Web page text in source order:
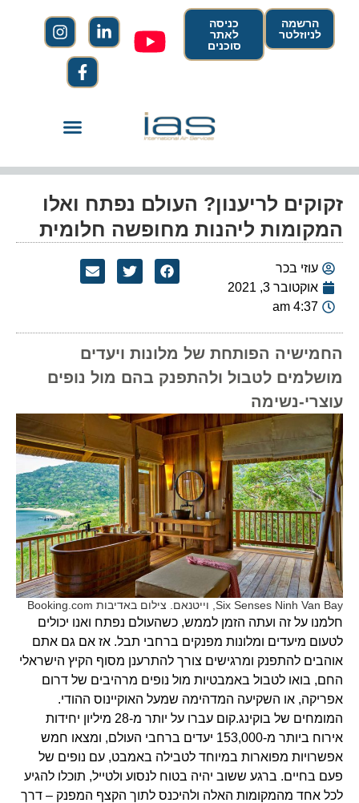
הרשמה
לניוזלטר
כניסה
לאתר
סוכנים
זקוקים לריענון? העולם נפתח ואלו
המקומות ליהנות מחופשה חלומית
עוזי בכר
אוקטובר 3, 2021
4:37 am
החמישיה הפותחת של מלונות ויעדים
מושלמים לטבול ולהתפנק בהם מול נופים
עוצרי-נשימה
Six Senses Ninh Van Bay, וייטנאם. צילום באדיבות Booking.com
חלמנו על זה ועתה הזמן לממש, כשהעולם נפתח ואנו יכולים
לטעום מיעדים ומלונות מפנקים ברחבי תבל. אז אם גם אתם
אוהבים להתפנק ומרגישים צורך להתרענן מסוף הקיץ הישראלי
החם, בואו לטבול באמבטיות מול נופים מרהיבים של דרום
אפריקה, או השקיעה המדהימה שמעל האוקיינוס ההודי.
המומחים של בוקינג.קום עברו על יותר מ-28 מיליון יחידות
אירוח ביותר מ-153,000 יעדים ברחבי העולם, ומצאו חמש
אפשרויות מפוארות במיוחד לטבילה באמבט, עם נופים של
פעם בחיים. ברגע ששוב יהיה בטוח לנסוע ולטייל, תוכלו להגיע
לכל אחד מהמקומות האלה ולהיכנס לתוך הקצף המפנק – דרך